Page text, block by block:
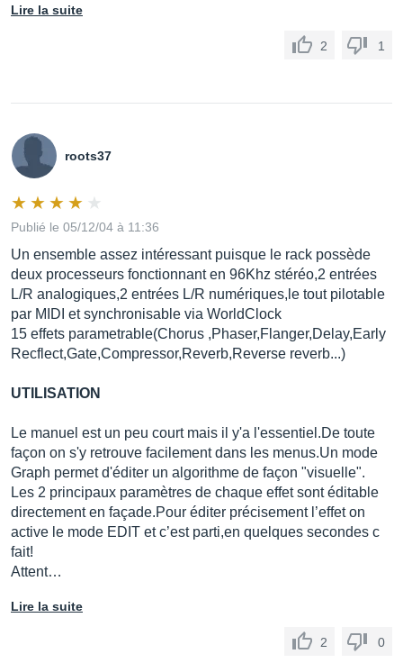
Lire la suite
2 1
roots37
Publié le 05/12/04 à 11:36
Un ensemble assez intéressant puisque le rack possède
deux processeurs fonctionnant en 96Khz stéréo,2 entrées
L/R analogiques,2 entrées L/R numériques,le tout pilotable
par MIDI et synchronisable via WorldClock
15 effets parametrable(Chorus ,Phaser,Flanger,Delay,Early
Recflect,Gate,Compressor,Reverb,Reverse reverb...)
UTILISATION
Le manuel est un peu court mais il y'a l'essentiel.De toute
façon on s'y retrouve facilement dans les menus.Un mode
Graph permet d'éditer un algorithme de façon "visuelle".
Les 2 principaux paramètres de chaque effet sont éditable
directement en façade.Pour éditer précisement l’effet on
active le mode EDIT et c’est parti,en quelques secondes c
fait!
Attent…
Lire la suite
2 0